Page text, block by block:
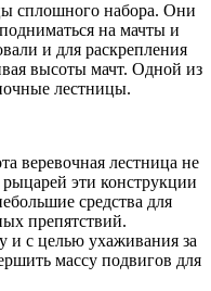
сплошного набора. Они
на мачты и
и для раскрепления
высоты мачт. Одной из
лестницы.
веревочная лестница не
эти конструкции
средства для
препятствий.
и с целью ухаживания за
массу подвигов для